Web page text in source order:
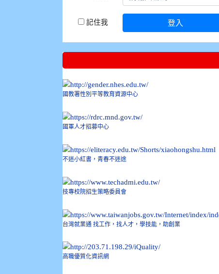
記住我 登入
:::
國教署性別平等教育資源中心
國軍人才招募中心
不迷小紅書，青春不迷途
技專校院招生策略委員會
台灣就業通 找工作，找人才，學技能，助創業
高職優質化資訊網